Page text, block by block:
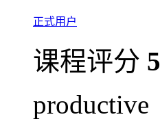
正式用户
课程评分 5
productive